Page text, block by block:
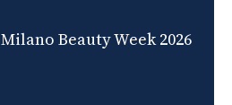
Milano Beauty Week 2026